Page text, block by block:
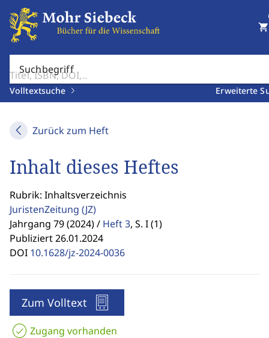
Suchbegriff
Volltextsuche Erweiterte
shopping_cart
Zurück zum Heft
Inhalt dieses Heftes
Rubrik: Inhaltsverzeichnis
JuristenZeitung (JZ)
Jahrgang 79 (2024) / Heft 3, S. I (1)
Publiziert 26.01.2024
DOI 10.1628/jz-2024-0036
Zum Volltext
Zugang vorhanden